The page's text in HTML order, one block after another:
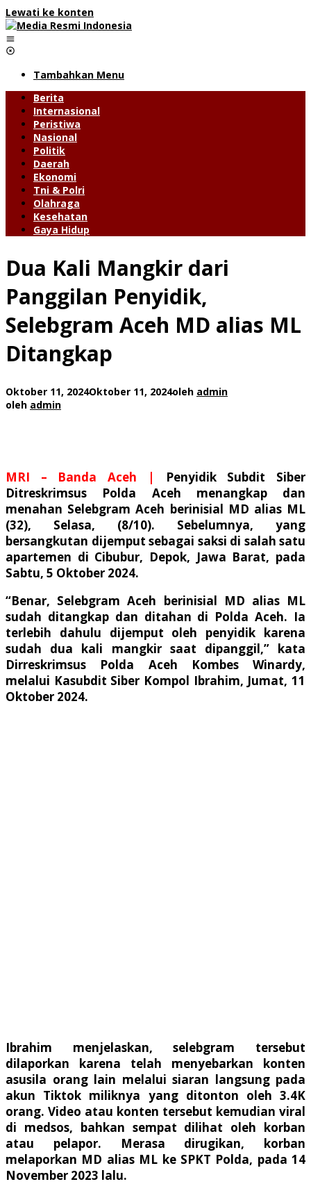
Lewati ke konten
Tambahkan Menu
Berita
Internasional
Peristiwa
Nasional
Politik
Daerah
Ekonomi
Tni & Polri
Olahraga
Kesehatan
Gaya Hidup
Dua Kali Mangkir dari
Panggilan Penyidik,
Selebgram Aceh MD alias ML
Ditangkap
Oktober 11, 2024Oktober 11, 2024oleh admin
oleh admin
MRI – Banda Aceh |
Penyidik Subdit Siber
Ditreskrimsus Polda Aceh menangkap dan
menahan Selebgram Aceh berinisial MD alias ML
(32), Selasa, (8/10). Sebelumnya, yang
bersangkutan dijemput sebagai saksi di salah satu
apartemen di Cibubur, Depok, Jawa Barat, pada
Sabtu, 5 Oktober 2024.
“Benar, Selebgram Aceh berinisial MD alias ML
sudah ditangkap dan ditahan di Polda Aceh. Ia
terlebih dahulu dijemput oleh penyidik karena
sudah dua kali mangkir saat dipanggil,” kata
Dirreskrimsus Polda Aceh Kombes Winardy,
melalui Kasubdit Siber Kompol Ibrahim, Jumat, 11
Oktober 2024.
Ibrahim menjelaskan, selebgram tersebut
dilaporkan karena telah menyebarkan konten
asusila orang lain melalui siaran langsung pada
akun Tiktok miliknya yang ditonton oleh 3.4K
orang. Video atau konten tersebut kemudian viral
di medsos, bahkan sempat dilihat oleh korban
atau pelapor. Merasa dirugikan, korban
melaporkan MD alias ML ke SPKT Polda, pada 14
November 2023 lalu.